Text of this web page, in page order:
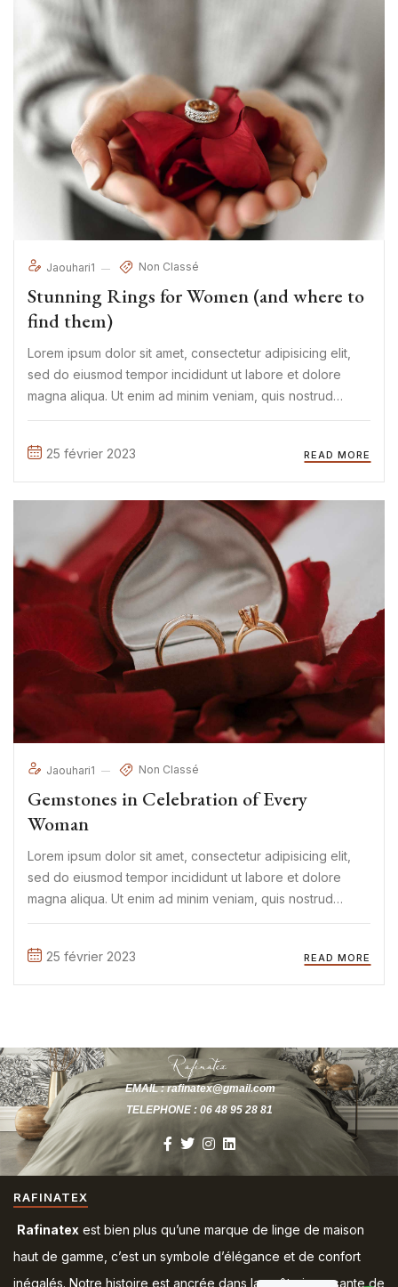
Jaouhari1 Non Classé
Stunning Rings for Women (and where to
find them)
Lorem ipsum dolor sit amet, consectetur adipisicing elit,
sed do eiusmod tempor incididunt ut labore et dolore
magna aliqua. Ut enim ad minim veniam, quis nostrud
exercitation ullamco laboris nisi ut aliquip ex ea commodo
25 février 2023
READ MORE
Jaouhari1 Non Classé
Gemstones in Celebration of Every
Woman
Lorem ipsum dolor sit amet, consectetur adipisicing elit,
sed do eiusmod tempor incididunt ut labore et dolore
magna aliqua. Ut enim ad minim veniam, quis nostrud
exercitation ullamco laboris nisi ut aliquip ex ea commodo
25 février 2023
READ MORE
EMAIL : rafinatex@gmail.com
TELEPHONE : 06 48 95 28 81
RAFINATEX
Rafinatex est bien plus qu’une marque de linge de maison
haut de gamme, c’est un symbole d’élégance et de confort
inégalés. Notre histoire est ancrée dans la quête incessante de